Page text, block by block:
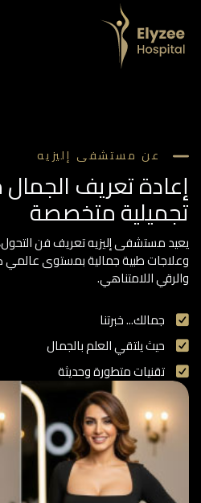
عن مستشفى إليزيه
إعادة تعريف
تجميلية متخصصة
يعيد مستشفى إليزيه تعريف فن
وعلاجات طبية جمالية بمستوى
والرقي اللامتناهي.
جمالك... خبرتنا
حيث يلتقي العلم بالجمال
تقنيات متطورة وحديثة